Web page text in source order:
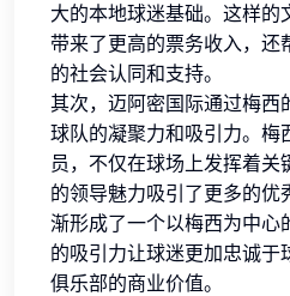
大的本地球迷基础。这样的
带来了更高的票务收入，还
的社会认同和支持。
其次，迈阿密国际通过梅西
球队的凝聚力和吸引力。梅
员，不仅在球场上发挥着关
的领导魅力吸引了更多的优
渐形成了一个以梅西为中心
的吸引力让球迷更加忠诚于
俱乐部的商业价值。